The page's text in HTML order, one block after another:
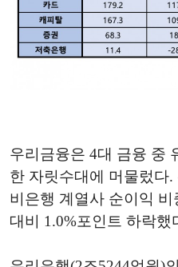
우리금융은 4대 금융 중
한 자릿수대에 머물렀다
비은행 계열사 순이익 비
대비 1.0%포인트 하락했